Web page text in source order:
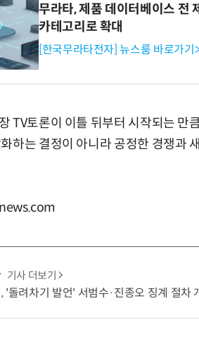
무라타, 제품 데이터베이스
카테고리로 확대
[한국무라타전자] 뉴스룸 바로가기
TV토론이 이틀 뒤부터 시작되는 만
하는 결정이 아니라 공정한 경쟁과
기사 더보기
'돌려차기 발언' 서범수·진종오 징계 절차